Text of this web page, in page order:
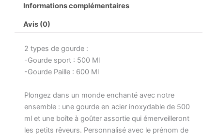
Informations complémentaires
Avis (0)
2 types de gourde :
-Gourde sport : 500 Ml
-Gourde Paille : 600 Ml
Plongez dans un monde enchanté avec notre
ensemble : une gourde en acier inoxydable de 500
ml et une boîte à goûter assortie qui émerveilleront
les petits rêveurs. Personnalisé avec le prénom de